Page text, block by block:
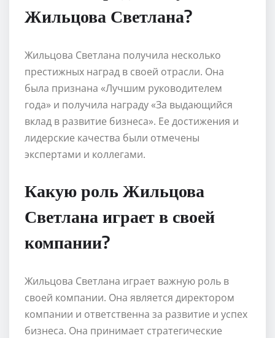
Жильцова Светлана?
Жильцова Светлана получила несколько
престижных наград в своей отрасли. Она
была признана «Лучшим руководителем
года» и получила награду «За выдающийся
вклад в развитие бизнеса». Ее достижения и
лидерские качества были отмечены
экспертами и коллегами.
Какую роль Жильцова
Светлана играет в своей
компании?
Жильцова Светлана играет важную роль в
своей компании. Она является директором
компании и ответственна за развитие и успех
бизнеса. Она принимает стратегические